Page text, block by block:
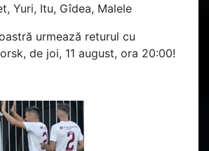
Yuri, Itu, Gîdea, Malele
urmează returul cu
de joi, 11 august, ora 20:00!